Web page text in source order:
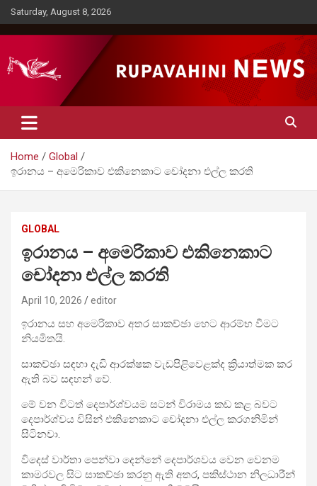
Skip
to
content
Saturday, August 8, 2026
Rupavahini News
Home
Global
ඉරානය – අමෙරිකාව එකිනෙකාට චෝදනා එල්ල කරති
GLOBAL
ඉරානය – අමෙරිකාව එකිනෙකාට
චෝදනා එල්ල කරති
April 10, 2026 editor
ඉරානය සහ අමෙරිකාව අතර සාකච්ඡා හෙට ආරම්භ වීමට
නියමිතයි.
සාකච්ඡා සඳහා දැඩි ආරක්ෂක වැඩපිළිවෙළක්ද ක්‍රියාත්මක කර
ඇති බව සඳහන් වේ.
මේ වන විටත් දෙපාර්ශ්වයම සටන් විරාමය කඩ කළ බවට
දෙපාර්ශ්වය විසින් එකිනෙකාට චෝදනා එල්ල කරගනිමින්
සිටිනවා.
විදෙස් වාර්තා පෙන්වා දෙන්නේ දෙපාර්ශවය වෙන වෙනම
කාමරවල සිට සාකච්ඡා කරනු ඇති අතර, පකිස්ථාන නිලධාරීන්